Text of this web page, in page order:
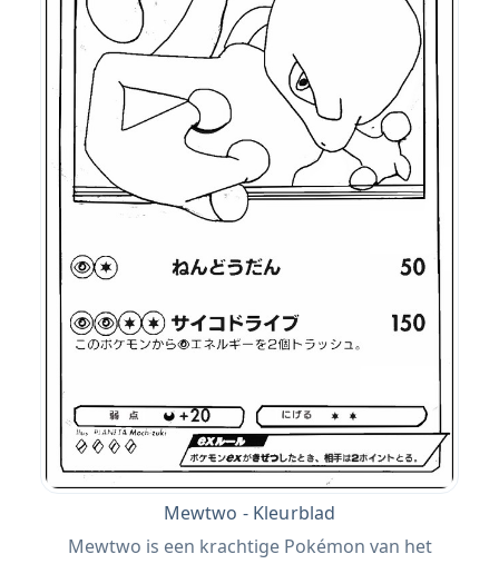
Mewtwo - Kleurblad
Mewtwo is een krachtige Pokémon van het